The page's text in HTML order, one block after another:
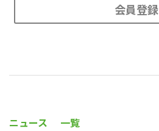
会員登録
ニュース 一覧